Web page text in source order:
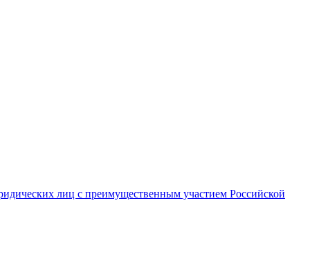
лиц с преимущественным участием Российской